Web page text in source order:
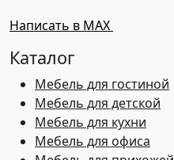
Написать в MAX
Каталог
Мебель для гостиной
Мебель для детской
Мебель для кухни
Мебель для офиса